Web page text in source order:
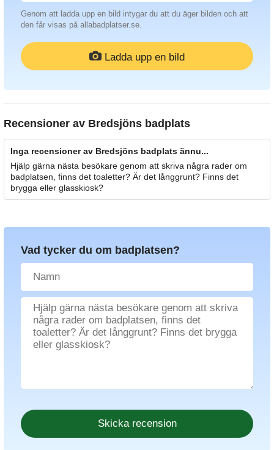
Genom att ladda upp en bild intygar du att du äger bilden och att
den får visas på allabadplatser.se.
Ladda upp en bild
Recensioner av Bredsjöns badplats
Inga recensioner av Bredsjöns badplats ännu...
Hjälp gärna nästa besökare genom att skriva några rader om
badplatsen, finns det toaletter? Är det långgrunt? Finns det
brygga eller glasskiosk?
Vad tycker du om badplatsen?